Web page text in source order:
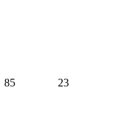
85 23